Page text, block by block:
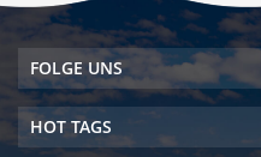
FOLGE UNS
HOT TAGS